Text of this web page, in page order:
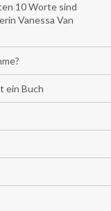
10 Worte sind
Vanessa Van
ein Buch